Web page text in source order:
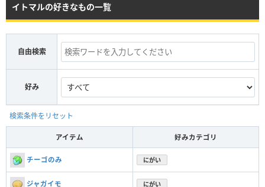
イトマルの好きなもの一覧
自由検索
好み
検索条件をリセット
アイテム 好みカテゴリ
チーゴのみ にがい
ジャガイモ にがい